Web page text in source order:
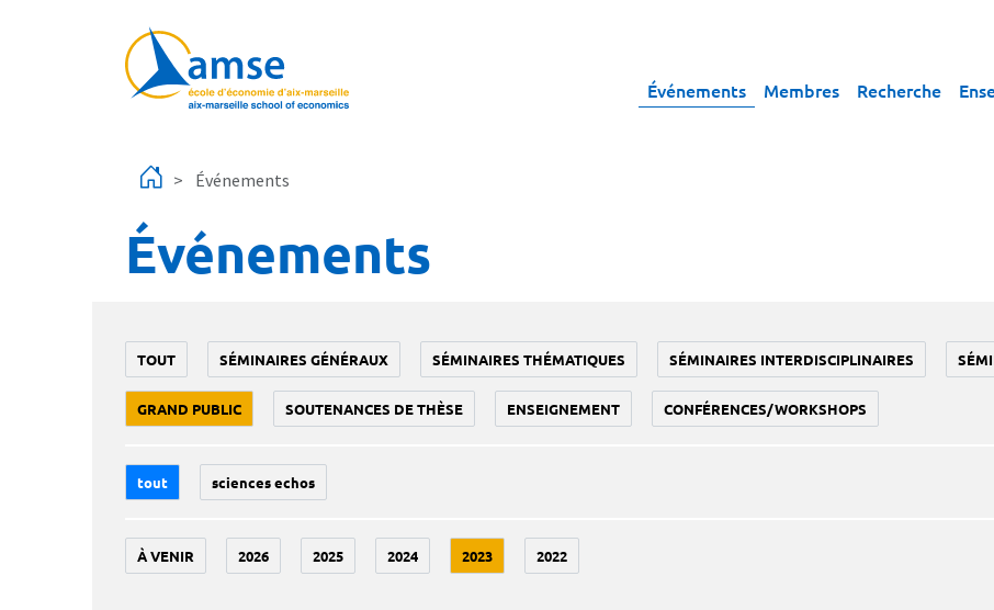
Événements Membres Recherche
Événements
Événements
TOUT SÉMINAIRES GÉNÉRAUX SÉMINAIRES THÉMATIQUES SÉMINAIRES INTERDISCIPLINAIRES
GRAND PUBLIC SOUTENANCES DE THÈSE ENSEIGNEMENT CONFÉRENCES/WORKSHOPS
tout sciences echos
À VENIR 2026 2025 2024 2023 2022